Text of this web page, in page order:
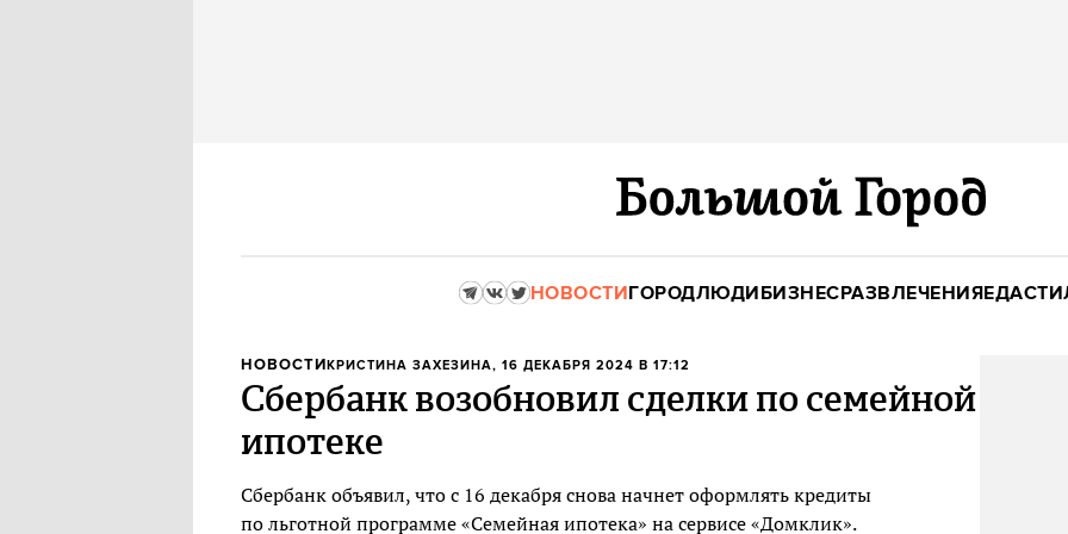
НОВОСТИГОРОДЛЮДИБИЗНЕСРАЗВЛЕЧЕНИЯЕДА
НОВОСТИКРИСТИНА ЗАХЕЗИНА, 16 ДЕКАБРЯ 2024 В 17:12
Сбербанк возобновил сделки по семейной
ипотеке
Сбербанк объявил, что с 16 декабря снова начнет оформлять кредиты
по льготной программе «Семейная ипотека» на сервисе «Домклик».